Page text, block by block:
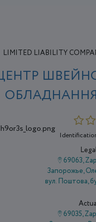
LIMITED LIABILITY
69063,
Запорожье,
вул. Поштова,
69035,